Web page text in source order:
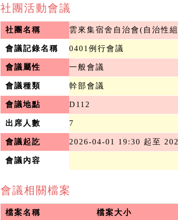
社團活動會議
社團名稱 雲來集宿舍自治會(自治性
會議記錄名稱 0401例行會議
會議屬性 一般會議
會議種類 幹部會議
會議地點 D112
出席人數 7
會議起訖 2026-04-01 19:30 起至
會議內容
會議相關檔案
檔案名稱 檔案大小